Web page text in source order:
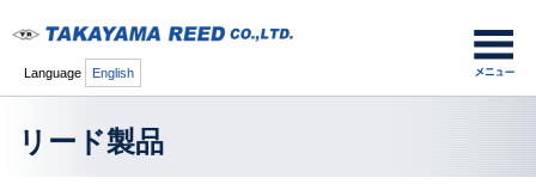
Language English
リード製品